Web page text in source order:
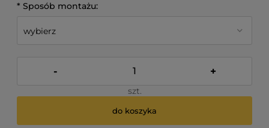
* Sposób montażu:
- +
szt.
do koszyka